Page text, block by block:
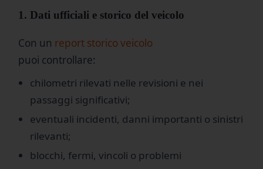
1. Dati ufficiali e storico del veicolo
Con un report storico veicolo
puoi controllare:
chilometri rilevati nelle revisioni e nei
passaggi significativi;
eventuali incidenti, danni importanti o sinistri
rilevanti;
blocchi, fermi, vincoli o problemi